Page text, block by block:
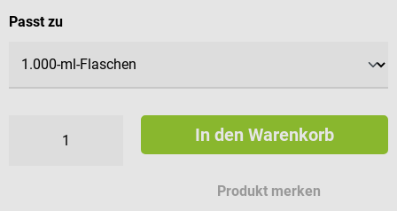
Passt zuauswählen
In den Warenkorb
Produkt merken